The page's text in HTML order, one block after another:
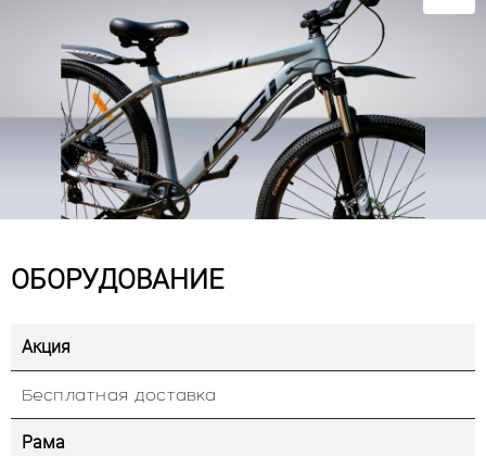
ОБОРУДОВАНИЕ
Акция
Бесплатная доставка
Рама